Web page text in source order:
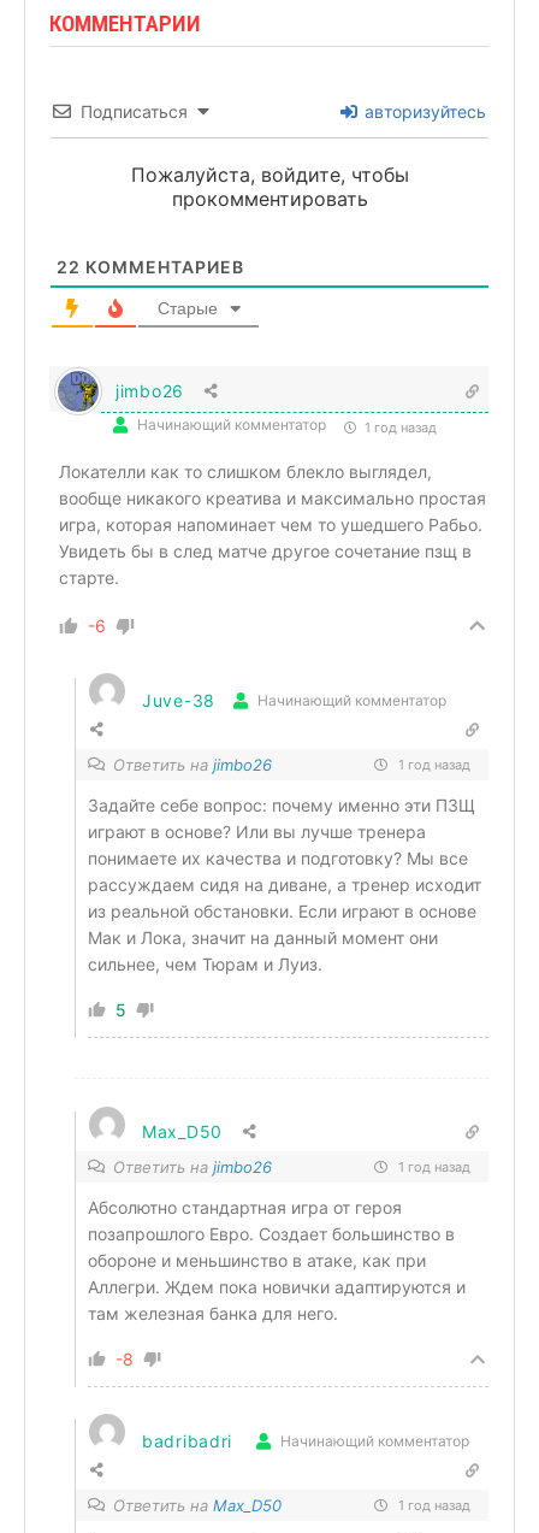
КОММЕНТАРИИ
Подписаться авторизуйтесь
Пожалуйста, войдите, чтобы
прокомментировать
22 КОММЕНТАРИЕВ
Старые
jimbo26
Начинающий комментатор 1 год назад
Локателли как то слишком блекло выглядел,
вообще никакого креатива и максимально простая
игра, которая напоминает чем то ушедшего Рабьо.
Увидеть бы в след матче другое сочетание пзщ в
старте.
-6
Juve-38 Начинающий комментатор
Ответить на jimbo26 1 год назад
Задайте себе вопрос: почему именно эти ПЗЩ
играют в основе? Или вы лучше тренера
понимаете их качества и подготовку? Мы все
рассуждаем сидя на диване, а тренер исходит
из реальной обстановки. Если играют в основе
Мак и Лока, значит на данный момент они
сильнее, чем Тюрам и Луиз.
5
Max_D50
Ответить на jimbo26 1 год назад
Абсолютно стандартная игра от героя
позапрошлого Евро. Создает большинство в
обороне и меньшинство в атаке, как при
Аллегри. Ждем пока новички адаптируются и
там железная банка для него.
-8
badribadri Начинающий комментатор
Ответить на Max_D50 1 год назад